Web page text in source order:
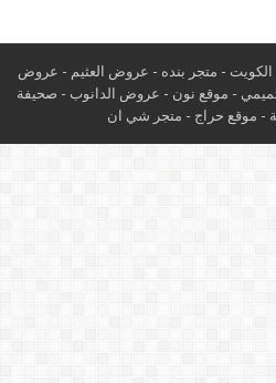
- متجر بنده - عروض العثيم - عروض
- موقع نون - عروض الدانوب - صحيفة
- موقع حراج - متجر شي ان